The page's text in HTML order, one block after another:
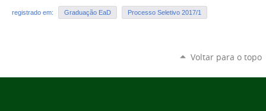
registrado em: Graduação EaD Processo Seletivo 2017/1
Voltar para o topo